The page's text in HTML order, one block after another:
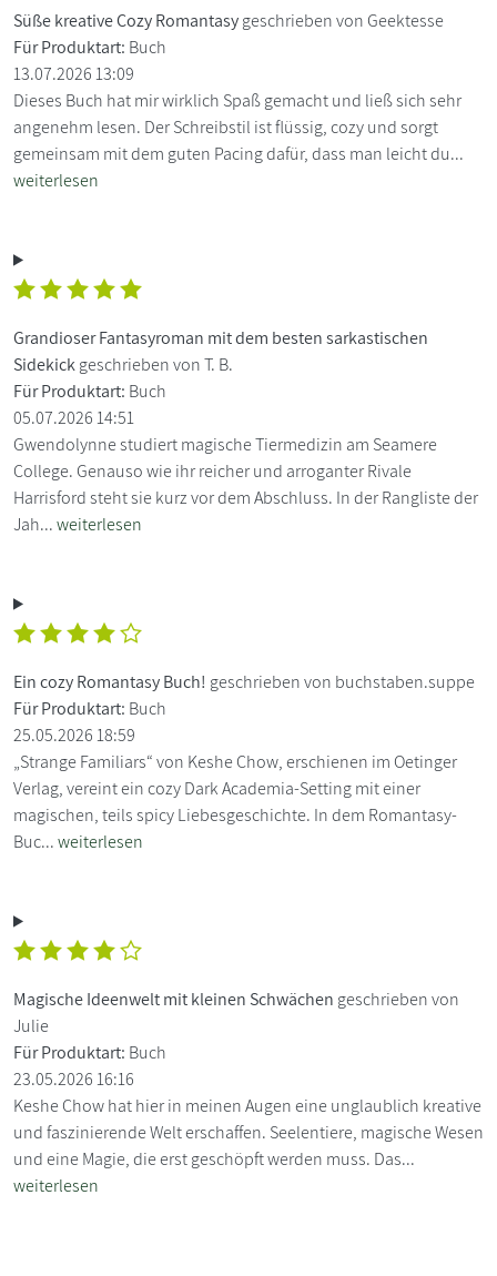
Süße kreative Cozy Romantasygeschrieben von Geektesse
Für Produktart: Buch
13.07.2026 13:09
Dieses Buch hat mir wirklich Spaß gemacht und ließ sich sehr
angenehm lesen. Der Schreibstil ist flüssig, cozy und sorgt
gemeinsam mit dem guten Pacing dafür, dass man leicht du...
weiterlesen
Grandioser Fantasyroman mit dem besten sarkastischen
Sidekickgeschrieben von T. B.
Für Produktart: Buch
05.07.2026 14:51
Gwendolynne studiert magische Tiermedizin am Seamere
College. Genauso wie ihr reicher und arroganter Rivale
Harrisford steht sie kurz vor dem Abschluss. In der Rangliste der
Jah...weiterlesen
Ein cozy Romantasy Buch! geschrieben von buchstaben.suppe
Für Produktart: Buch
25.05.2026 18:59
„Strange Familiars“ von Keshe Chow, erschienen im Oetinger
Verlag, vereint ein cozy Dark Academia-Setting mit einer
magischen, teils spicy Liebesgeschichte. In dem Romantasy-
Buc...weiterlesen
Magische Ideenwelt mit kleinen Schwächen geschrieben von
Julie
Für Produktart: Buch
23.05.2026 16:16
Keshe Chow hat hier in meinen Augen eine unglaublich kreative
und faszinierende Welt erschaffen. Seelentiere, magische Wesen
und eine Magie, die erst geschöpft werden muss. Das...
weiterlesen